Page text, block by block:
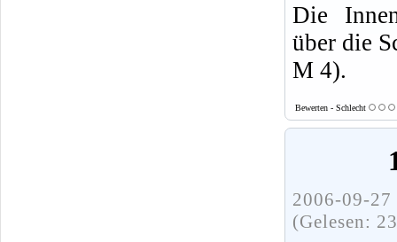
Die
über die
M 4).
Bewerten - Schlecht
2006-09-
(Gelesen: